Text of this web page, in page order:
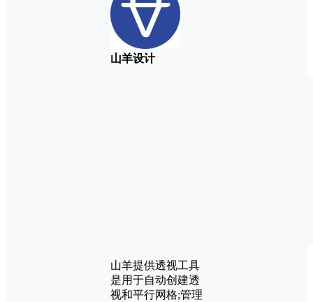
山羊设计
山羊提供透视工具
是用于自动创建透
视和平行网格;管理